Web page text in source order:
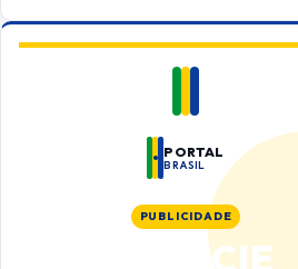
PORTAL
BRASIL
PUBLICIDADE
ANUNCIE